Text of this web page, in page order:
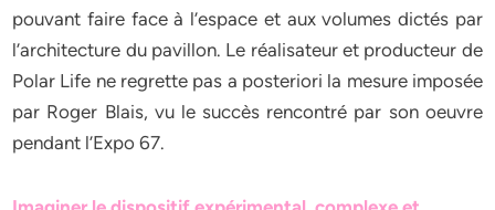
pouvant faire face à l’espace et aux volumes dictés par
l’architecture du pavillon. Le réalisateur et producteur de
Polar Life ne regrette pas a posteriori la mesure imposée
par Roger Blais, vu le succès rencontré par son oeuvre
pendant l’Expo 67.